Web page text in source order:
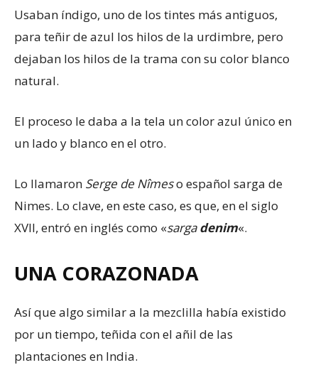
Usaban índigo, uno de los tintes más antiguos,
para teñir de azul los hilos de la urdimbre, pero
dejaban los hilos de la trama con su color blanco
natural.
El proceso le daba a la tela un color azul único en
un lado y blanco en el otro.
Lo llamaron Serge de Nîmeso español sarga de
Nimes. Lo clave, en este caso, es que, en el siglo
XVII, entró en inglés como «sargadenim«.
UNA CORAZONADA
Así que algo similar a la mezclilla había existido
por un tiempo, teñida con el añil de las
plantaciones en India.